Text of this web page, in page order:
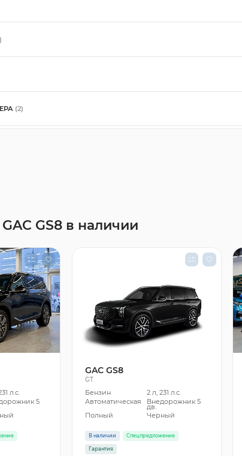
(2)
GS8 в наличии
л.с.
5
GAC GS8
GT
Бензин
2 л, 231 л.с.
Автоматическая
Внедорожник 5
дв.
Полный
Черный
В наличии Спецпредложение
Гарантия